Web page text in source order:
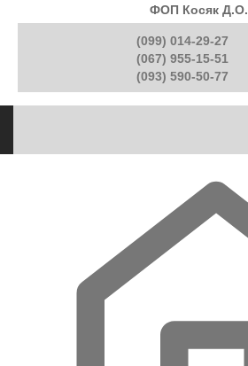
ФОП Косяк Д.О.
(099) 014-29-27
(067) 955-15-51
(093) 590-50-77